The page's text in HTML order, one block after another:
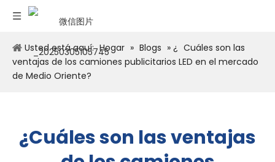
Usted está aquí: Hogar » Blogs » ¿ Cuáles son las
ventajas de los camiones publicitarios LED en el mercado
de Medio Oriente?
¿Cuáles son las ventajas